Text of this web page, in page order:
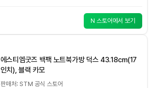
N 스토어에서 보기
에스티엠굿즈 백팩 노트북가방 덕스 43.18cm(17
인치), 블랙 카모
판매처: STM 공식 스토어